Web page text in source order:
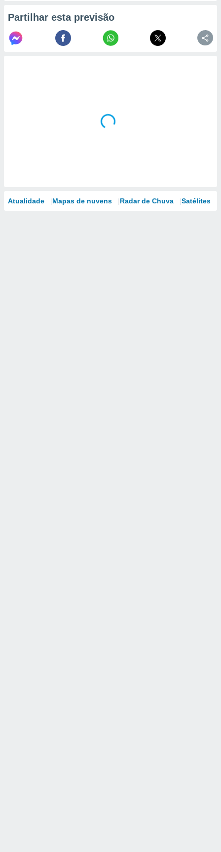
Partilhar esta previsão
Atualidade Mapas de nuvens Radar de Chuva Satélites